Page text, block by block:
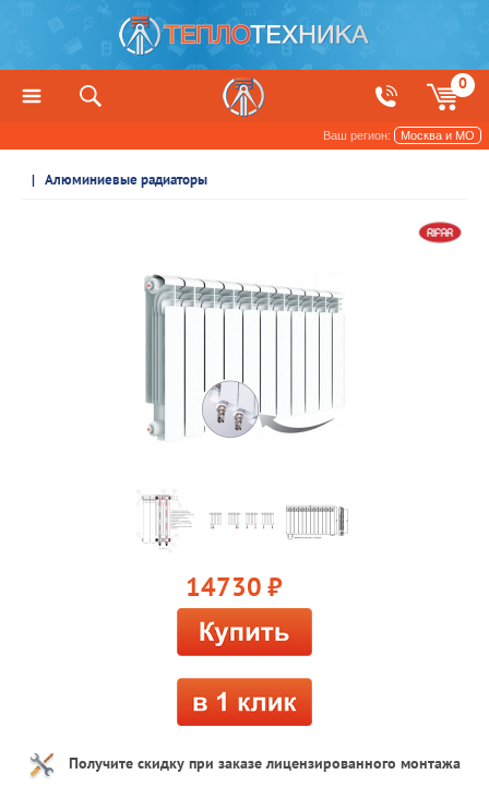
0
Ваш регион: Москва и МО
Алюминиевые радиаторы
14730 руб.
Получите скидку при заказе лицензированного монтажа